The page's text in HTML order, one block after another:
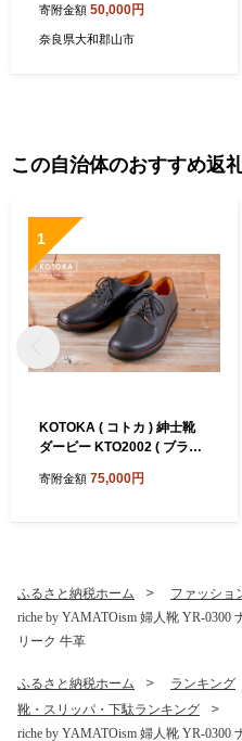
04
寄附金額 50,000円
奈良県大和郡山市
この自治体のおすすめ返
1
KOTOKA ( コトカ ) 紳士靴
ダービー KTO2002 ( ブラッ
寄附金額 75,000円
ふるさと納税ホーム ファッショ
riche by YAMATOism 婦人靴 YR-
リーク 牛革
ふるさと納税ホーム ランキング
靴・スリッパ・下駄ランキング
riche by YAMATOism 婦人靴 YR-